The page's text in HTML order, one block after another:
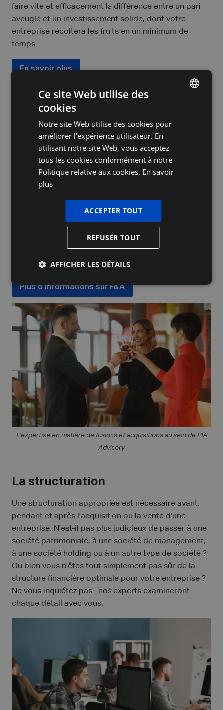
faire vite et efficacement la différence entre un pari
aveugle et un investissement solide, dont votre
entreprise récoltera les fruits en un minimum de
temps.
En savoir plus
La vente, l’achat et l’évaluation de
votre entreprise
Une fusion ou une acquisition est une étape
importante sur la voie de la croissance de votre
entreprise. Que vous souhaitiez vendre votre
entreprise, en acquérir une ou en connaître la
valorisation, sachez que PIA Group dispose en interne
des experts compétents en matière de fusions et
Grâce à nos négociations humaines, nous assurons
de bons accords, posant ainsi les bases d'une
transaction fluide.
Plus d'informations sur F&A
L'expertise en matière de fusions et acquisitions au sein de PIA
Advisory
La structuration
Une structuration appropriée est nécessaire avant,
pendant et après l'acquisition ou la vente d'une
entreprise. N'est-il pas plus judicieux de passer à une
société patrimoniale, à une société de management,
à une société holding ou à un autre type de société ?
Ou bien vous n'êtes tout simplement pas sûr de la
structure financière optimale pour votre entreprise ?
Ne vous inquiétez pas : nos experts examineront
chaque détail avec vous.
FRENCH
Ce site Web utilise des
cookies
Notre site Web utilise des cookies pour
améliorer l'expérience utilisateur. En
utilisant notre site Web, vous acceptez
tous les cookies conformément à notre
Politique relative aux cookies. En savoir
plus
ACCEPTER TOUT
REFUSER TOUT
AFFICHER LES DÉTAILS